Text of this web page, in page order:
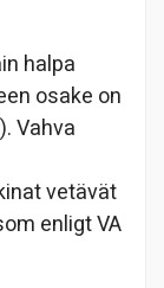
halpa
osake on
Vahva
vetävät
enligt VA